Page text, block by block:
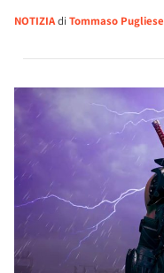
NOTIZIAdi Tommaso Pugliese